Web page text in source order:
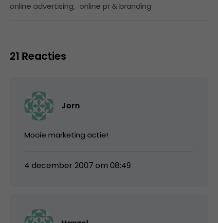
online advertising, online pr & branding
21 Reacties
Jorn
Mooie marketing actie!
4 december 2007 om 08:49